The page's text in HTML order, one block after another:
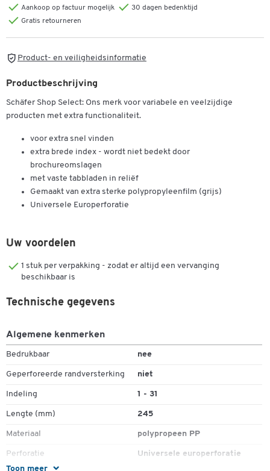
Aankoop op factuur mogelijk
30 dagen bedenktijd
Gratis retourneren
Product- en veiligheidsinformatie
Productbeschrijving
Schäfer Shop Select: Ons merk voor variabele en veelzijdige
producten met extra functionaliteit.
voor extra snel vinden
extra brede index - wordt niet bedekt door
brochureomslagen
met vaste tabbladen in reliëf
Gemaakt van extra sterke polypropyleenfilm (grijs)
Universele Europerforatie
Uw voordelen
1 stuk per verpakking - zodat er altijd een vervanging
beschikbaar is
Toon meer
Technische gegevens
Algemene kenmerken
Bedrukbaar nee
Geperforeerde randversterking niet
Indeling 1 - 31
Lengte (mm) 245
Materiaal polypropeen PP
Perforatie Universele europerforatie